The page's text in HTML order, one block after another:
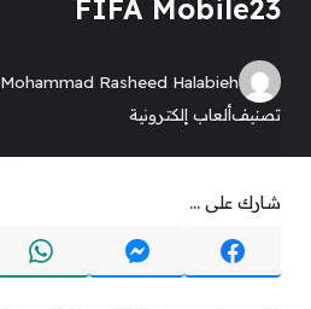
FIFA Mobile23
Mohammad Rasheed Halabieh
تصنيفألعاب إلكترونية
شارك على ...